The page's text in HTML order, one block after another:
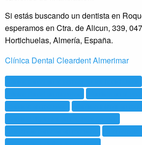
Si estás buscando un dentista en
esperamos en Ctra. de Alicun, 339,
Hortichuelas, Almería, España.
Clínica Dental Cleardent Almerimar